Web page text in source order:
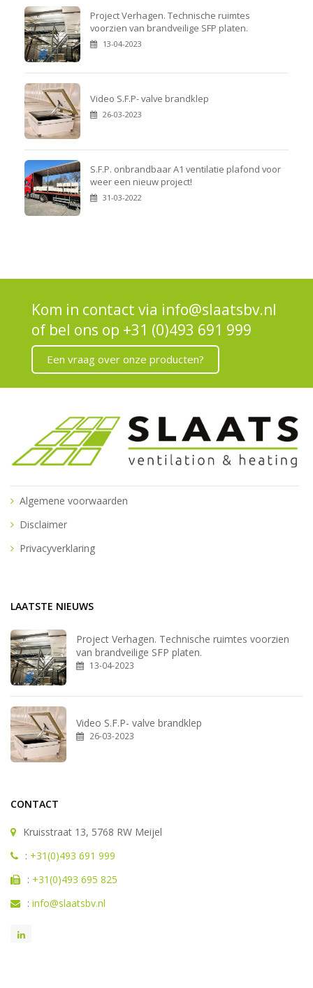
Project Verhagen. Technische ruimtes
voorzien van brandveilige SFP platen.
13-04-2023
Video S.F.P- valve brandklep
26-03-2023
S.F.P. onbrandbaar A1 ventilatie plafond voor
weer een nieuw project!
31-03-2022
Kom in contact via info@slaatsbv.nl
of bel ons op +31 (0)493 691 999
Een vraag over onze producten?
Algemene voorwaarden
Disclaimer
Privacyverklaring
LAATSTE NIEUWS
Project Verhagen. Technische ruimtes voorzien
van brandveilige SFP platen.
13-04-2023
Video S.F.P- valve brandklep
26-03-2023
CONTACT
Kruisstraat 13, 5768 RW Meijel
: +31(0)493 691 999
: +31(0)493 695 825
: info@slaatsbv.nl